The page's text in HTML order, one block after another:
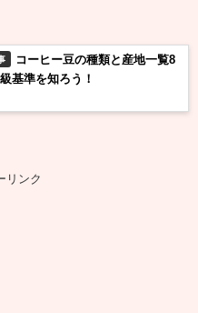
コーヒー豆の種類と産地一覧8
基準を知ろう！
リンク